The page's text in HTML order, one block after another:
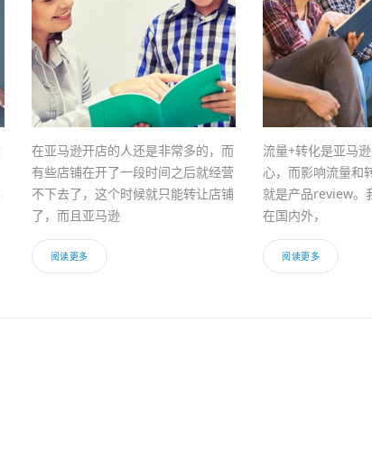
在亚马逊开店的人还是非常多的，而
有些店铺在开了一段时间之后就经营
不下去了，这个时候就只能转让店铺
了，而且亚马逊
阅读更多
流量+转化是亚马
心，而影响流量和
就是产品review。
在国内外，
阅读更多